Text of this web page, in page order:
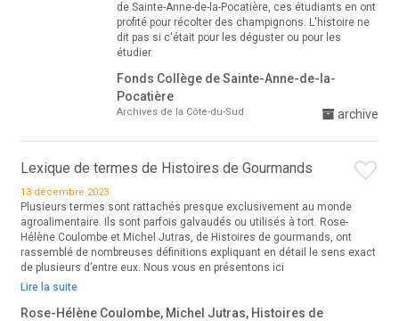
de Sainte-Anne-de-la-Pocatière, ces étudiants en ont
profité pour récolter des champignons. L'histoire ne
dit pas si c'était pour les déguster ou pour les
étudier.
Fonds Collège de Sainte-Anne-de-la-
Pocatière
archive
Archives de la Côte-du-Sud
Lexique de termes de Histoires de Gourmands
13 décembre 2023
Plusieurs termes sont rattachés presque exclusivement au monde
agroalimentaire. Ils sont parfois galvaudés ou utilisés à tort. Rose-
Hélène Coulombe et Michel Jutras, de Histoires de gourmands, ont
rassemblé de nombreuses définitions expliquant en détail le sens exact
de plusieurs d’entre eux. Nous vous en présentons ici
Lire la suite
Rose-Hélène Coulombe, Michel Jutras, Histoires de